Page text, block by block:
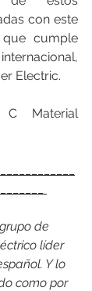
con este
que cumple
Electric.
Material
de
líder
Y lo
como por